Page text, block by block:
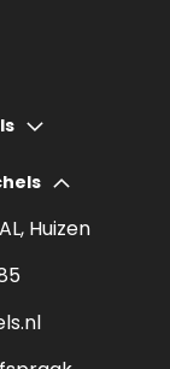
Huizen